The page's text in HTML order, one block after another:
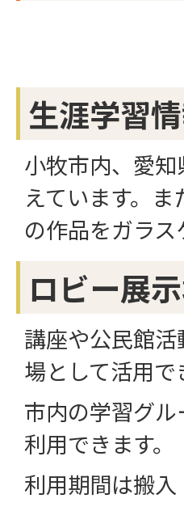
生涯学習
小牧市内、愛
えています。
の作品をガラ
ロビー展
講座や公民館
場として活用で
市内の学習グ
利用できます。
利用期間は搬